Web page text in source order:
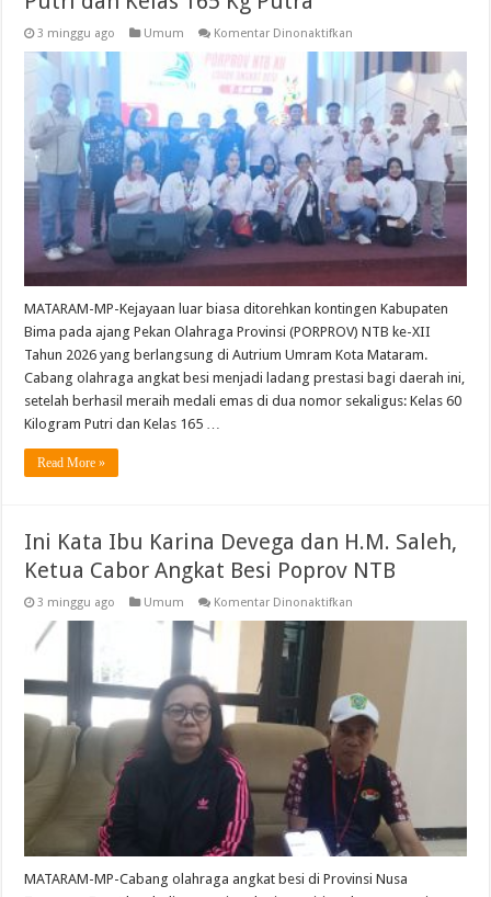
3 minggu ago Umum Komentar Dinonaktifkan
Sabet
Dua
Angkat
Besi
PORPROV
NTB
XII
2026:
Kelas
60
Kg
Putri
dan
165
Kg
Putra
MATARAM-MP-Kejayaan luar biasa ditorehkan kontingen Kabupaten
Bima pada ajang Pekan Olahraga Provinsi (PORPROV) NTB ke-XII
Tahun 2026 yang berlangsung di Autrium Umram Kota Mataram.
Cabang olahraga angkat besi menjadi ladang prestasi bagi daerah ini,
setelah berhasil meraih medali emas di dua nomor sekaligus: Kelas 60
Kilogram Putri dan Kelas 165 …
Read More »
Ini Kata Ibu Karina Devega dan H.M. Saleh,
Ketua Cabor Angkat Besi Poprov NTB
3 minggu ago Umum Komentar Dinonaktifkan
H.M.
Saleh,
Ketua
Cabor
Angkat
Besi
Poprov
NTB
MATARAM-MP-Cabang olahraga angkat besi di Provinsi Nusa